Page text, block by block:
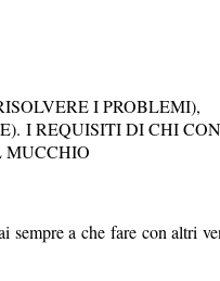
I PROBLEMI),
I REQUISITI DI CHI
MUCCHIO
sempre a che fare con altri